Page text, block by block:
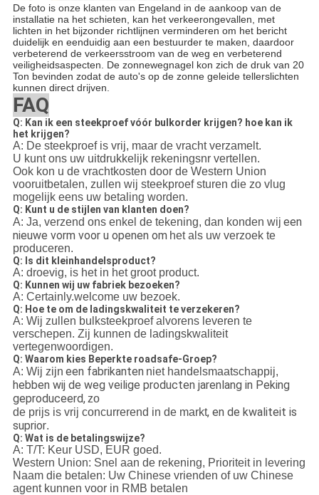
De foto is onze klanten van Engeland in de aankoop van de
installatie na het schieten, kan het verkeerongevallen, met
lichten in het bijzonder richtlijnen verminderen om het bericht
duidelijk en eenduidig aan een bestuurder te maken, daardoor
verbeterend de verkeersstroom van de weg en verbeterend
veiligheidsaspecten. De zonnewegnagel kon zich de druk van 20
Ton bevinden zodat de auto's op de zonne geleide tellerslichten
kunnen direct drijven.
FAQ
Q: Kan ik een steekproef vóór bulkorder krijgen? hoe kan ik
het krijgen?
A: De steekproef is vrij, maar de vracht verzamelt.
U kunt ons uw uitdrukkelijk rekeningsnr vertellen.
Ook kon u de vrachtkosten door de Western Union
vooruitbetalen, zullen wij steekproef sturen die zo vlug
mogelijk eens uw betaling worden.
Q: Kunt u de stijlen van klanten doen?
A: Ja, verzend ons enkel de tekening, dan konden wij een
nieuwe vorm voor u openen om het als uw verzoek te
produceren.
Q: Is dit kleinhandelsproduct?
A: droevig, is het in het groot product.
Q: Kunnen wij uw fabriek bezoeken?
A: Certainly.welcome uw bezoek.
Q: Hoe te om de ladingskwaliteit te verzekeren?
A: Wij zullen bulksteekproef alvorens leveren te
verschepen. Zij kunnen de ladingskwaliteit
vertegenwoordigen.
Q: Waarom kies Beperkte roadsafe-Groep?
A: Wij zijn een fabrikanten niet handelsmaatschappij,
hebben wij de weg veilige producten jarenlang in Peking
geproduceerd, zo
de prijs is vrij concurrerend in de markt, en de kwaliteit is
suprior.
Q: Wat is de betalingswijze?
A: T/T: Keur USD, EUR goed.
Western Union: Snel aan de rekening, Prioriteit in levering
Naam die betalen: Uw Chinese vrienden of uw Chinese
agent kunnen voor in RMB betalen